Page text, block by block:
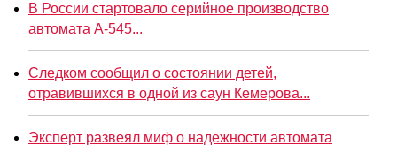
В России стартовало серийное производство
автомата А-545...
Следком сообщил о состоянии детей,
отравившихся в одной из саун Кемерова...
Эксперт развеял миф о надежности автомата